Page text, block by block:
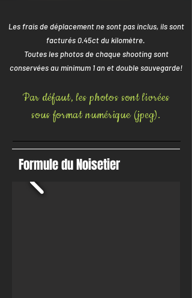
Les frais de déplacement ne sont pas inclus, ils sont
facturés 0.45ct du kilomètre.
Toutes les photos de chaque shooting sont
conservées au minimum 1 an et double sauvegarde!
Par défaut, les photos sont livrées
sous format numérique (jpeg).
Formule du Noisetier